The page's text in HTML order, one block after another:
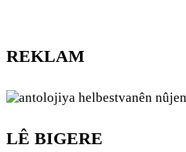
REKLAM
LÊ BIGERE